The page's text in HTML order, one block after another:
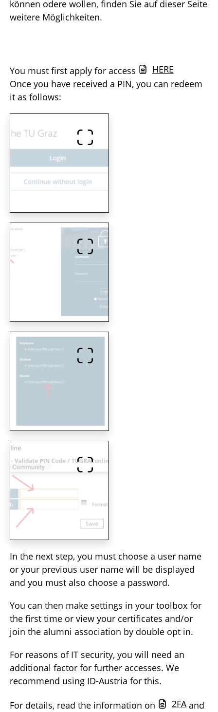
können odere wollen, finden Sie auf dieser Seite
weitere Möglichkeiten.
You must first apply for access
HERE
Once you have received a PIN, you can redeem
it as follows:
In the next step, you must choose a user name
or your previous user name will be displayed
and you must also choose a password.
You can then make settings in your toolbox for
the first time or view your certificates and/or
join the alumni association by double opt in.
For reasons of IT security, you will need an
additional factor for further accesses. We
recommend using ID-Austria for this.
For details, read the information on 2FAand